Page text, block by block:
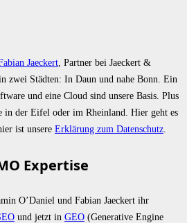
Jaeckert , Partner bei Jaeckert &
zwei Städten: In Daun und nahe Bonn. Ein
und eine Cloud sind unsere Basis. Plus
in der Eifel oder im Rheinland. Hier geht es
ist unsere Erklärung zum Datenschutz
Expertise
O’Daniel und Fabian Jaeckert ihr
und jetzt in GEO (Generative Engine